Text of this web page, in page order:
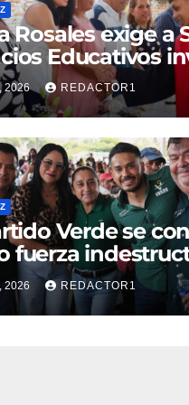
Rosales exige a
Educativos
de pesos
para escuelas de
2026 REDACTOR1
Verde se
fuerza
norte de
2026 REDACTOR1